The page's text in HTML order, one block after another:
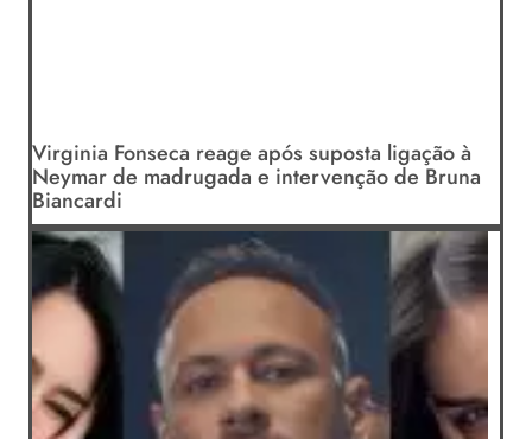
Virginia Fonseca reage após suposta ligação à
Neymar de madrugada e intervenção de Bruna
Biancardi